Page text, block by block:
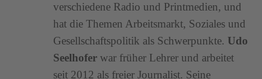
verschiedene Radio und Printmedien, und
hat die Themen Arbeitsmarkt, Soziales und
Gesellschaftspolitik als Schwerpunkte.Udo
Seelhofer war früher Lehrer und arbeitet
seit 2012 als freier Journalist. Seine